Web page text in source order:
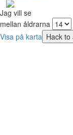
Jag vill se
mellan åldrarna
Visa på karta